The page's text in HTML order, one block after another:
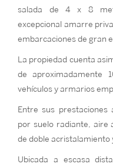
salada de 4 x 8
excepcional amarre
embarcaciones de gran
La propiedad cuenta
de aproximadamente
vehículos y armarios
Entre sus prestaciones
por suelo radiante, aire
de doble acristalamiento
Ubicada a escasa